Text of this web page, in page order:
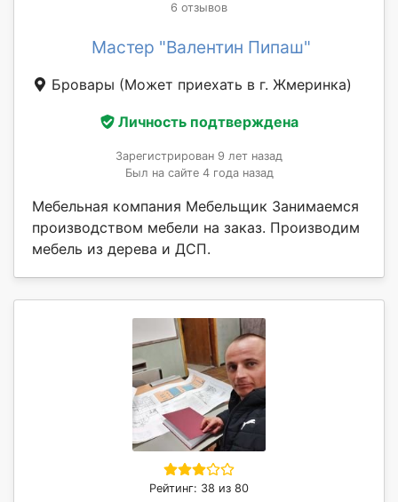
6 отзывов
Мастер "Валентин Пипаш"
Бровары (Может приехать в г. Жмеринка)
Личность подтверждена
Зарегистрирован 9 лет назад
Был на сайте 4 года назад
Мебельная компания Мебельщик Занимаемся
производством мебели на заказ. Производим
мебель из дерева и ДСП.
Рейтинг: 38 из 80